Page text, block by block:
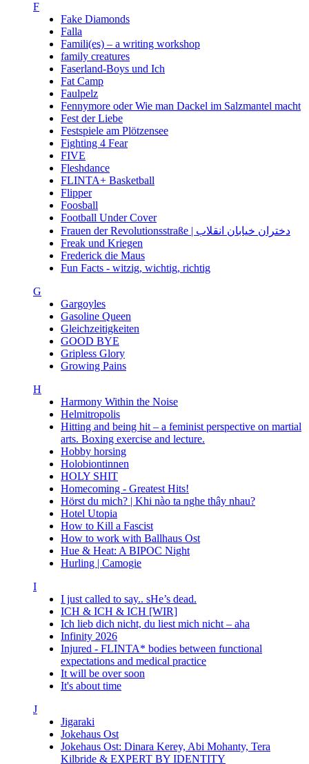
F
Fake Diamonds
Falla
Famili(es) – a writing workshop
family creatures
Faserland-Boys und Ich
Fat Camp
Faulpelz
Fennymore oder Wie man Dackel im Salzmantel macht
Fest der Liebe
Festspiele am Plötzensee
Fighting 4 Fear
FIVE
Fleshdance
FLINTA+ Basketball
Flipper
Foosball
Football Under Cover
Frauen der Revolutionsstraße | دختران خیابان انقلاب
Freak und Kriegen
Frederick die Maus
Fun Facts - witzig, wichtig, richtig
G
Gargoyles
Gasoline Queen
Gleichzeitigkeiten
GOOD BYE
Gripless Glory
Growing Pains
H
Harmony Within the Noise
Helmitropolis
Hitting and being hit – a feminist perspective on martial
arts. Boxing exercise and lecture.
Hobby horsing
Holobiontinnen
HOLY SHIT
Homecoming - Greatest Hits!
Hörst du mich? | Khi nào ta nghe thây nhau?
Hotel Utopia
How to Kill a Fascist
How to work with Ballhaus Ost
Hue & Heat: A BIPOC Night
Hurling | Camogie
I
I just called to say.. sHe’s dead.
ICH & ICH & ICH [WIR]
Ich lieb dich nicht, du liest mich nicht – aha
Infinity 2026
Injured - FLINTA* bodies between functional
expectations and medical practice
It will be over soon
It's about time
J
Jigaraki
Jokehaus Ost
Jokehaus Ost: Dinara Kerey, Abi Mohanty, Tera
Kilbride & EXPERT BY IDENTITY